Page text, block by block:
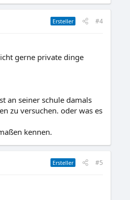
Ersteller #4
gerne private dinge
an seiner schule damals
zu versuchen. oder was es
kennen.
Ersteller #5